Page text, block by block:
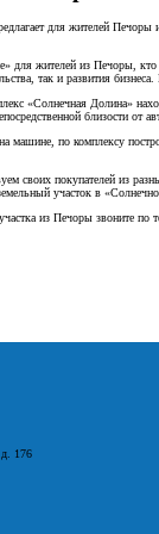
для жителей
жителей из Печоры, кто
так и развития
«Солнечная Долина»
близости от
машине, по комплексу
своих покупателей из
участок в
из Печоры звоните
176